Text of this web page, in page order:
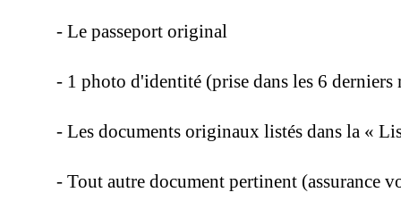
- Le passeport original
- 1 photo d'identité (prise dans les 6 derniers
- Les documents originaux listés dans la «
- Tout autre document pertinent (assurance